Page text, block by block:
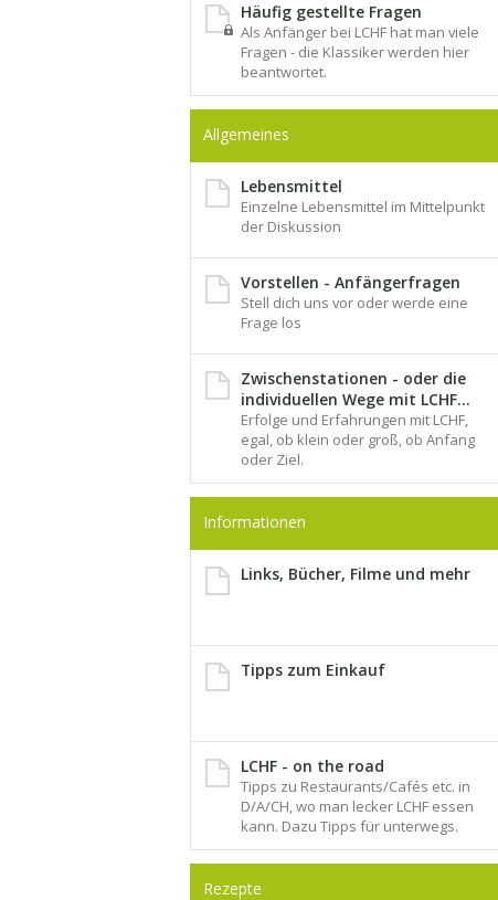
Häufig gestellte Fragen
Als Anfänger bei LCHF hat man viele
Fragen - die Klassiker werden hier
beantwortet.
Allgemeines
Lebensmittel
Einzelne Lebensmittel im Mittelpunkt
der Diskussion
Vorstellen - Anfängerfragen
Stell dich uns vor oder werde eine
Frage los
Zwischenstationen - oder die
individuellen Wege mit LCHF...
Erfolge und Erfahrungen mit LCHF,
egal, ob klein oder groß, ob Anfang
oder Ziel.
Informationen
Links, Bücher, Filme und mehr
Tipps zum Einkauf
LCHF - on the road
Tipps zu Restaurants/Cafés etc. in
D/A/CH, wo man lecker LCHF essen
kann. Dazu Tipps für unterwegs.
Rezepte